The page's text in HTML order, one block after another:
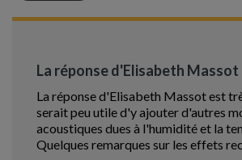
La réponse d'Elisabeth Massot
La réponse d'Elisabeth Massot est
serait peu utile d'y ajouter d'autres
acoustiques dues à l'humidité et la
Quelques remarques sur les effets